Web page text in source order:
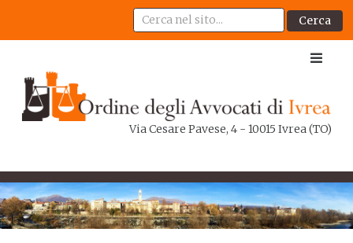
Cerca
Via Cesare Pavese, 4 - 10015 Ivrea (TO)